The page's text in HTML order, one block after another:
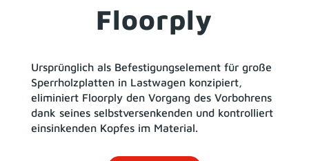
Floorply
Ursprünglich als Befestigungselement für große
Sperrholzplatten in Lastwagen konzipiert,
eliminiert Floorply den Vorgang des Vorbohrens
dank seines selbstversenkenden und kontrolliert
einsinkenden Kopfes im Material.